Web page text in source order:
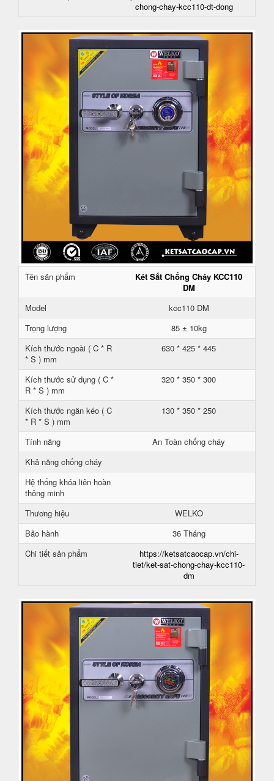
chong-chay-kcc110-dt-dong
Tên sản phẩm
Két Sắt Chống Cháy KCC110
DM
Model
kcc110 DM
Trọng lượng
85 ± 10kg
Kích thước ngoài ( C * R
* S ) mm
630 * 425 * 445
Kích thước sử dụng ( C *
R * S ) mm
320 * 350 * 300
Kích thước ngăn kéo ( C
* R * S ) mm
130 * 350 * 250
Tính năng
An Toàn chống cháy
Khả năng chống cháy
Hệ thống khóa liên hoàn
thông minh
Thương hiệu
WELKO
Bảo hành
36 Tháng
Chi tiết sản phẩm
https://ketsatcaocap.vn/chi-
tiet/ket-sat-chong-chay-kcc110-
dm